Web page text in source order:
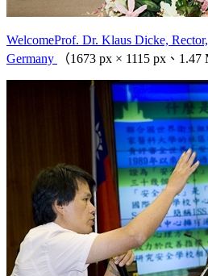
WelcomeProf. Dr. Klaus Dicke,
Germany
（1673 px × 1115 px、1.47